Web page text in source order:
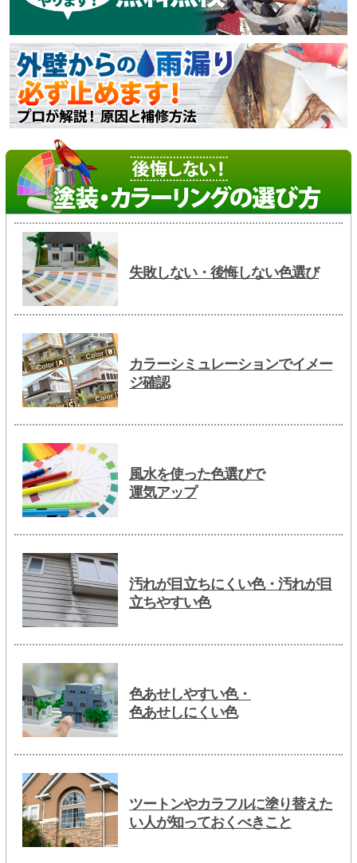
失敗しない・後悔しない色選び
カラーシミュレーションでイメー
ジ確認
風水を使った色選びで
運気アップ
汚れが目立ちにくい色・汚れが目
立ちやすい色
色あせしやすい色・
色あせしにくい色
ツートンやカラフルに塗り替えた
い人が知っておくべきこと